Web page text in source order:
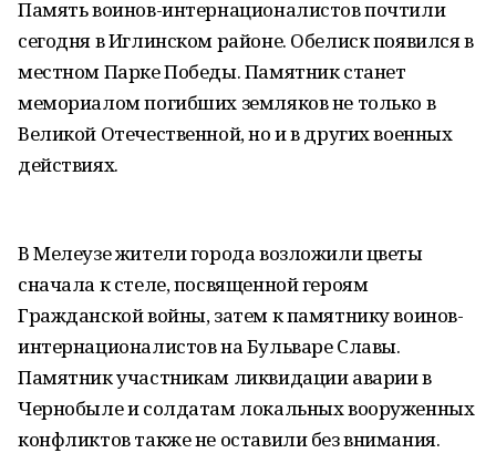
Память воинов-интернационалистов почтили
сегодня в Иглинском районе. Обелиск появился в
местном Парке Победы. Памятник станет
мемориалом погибших земляков не только в
Великой Отечественной, но и в других военных
действиях.
В Мелеузе жители города возложили цветы
сначала к стеле, посвященной героям
Гражданской войны, затем к памятнику воинов-
интернационалистов на Бульваре Славы.
Памятник участникам ликвидации аварии в
Чернобыле и солдатам локальных вооруженных
конфликтов также не оставили без внимания.